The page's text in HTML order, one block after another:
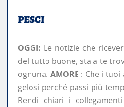
PESCI
OGGI: Le notizie che
del tutto buone, sta a te
ognuna. AMORE : Che i tuoi
gelosi perché passi più
Rendi chiari i